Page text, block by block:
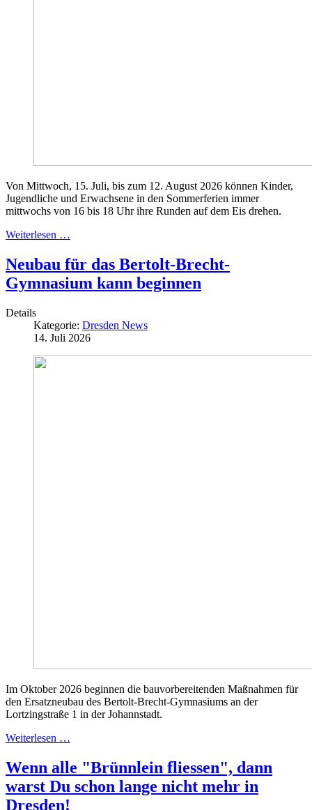
Von Mittwoch, 15. Juli, bis zum 12. August 2026 können Kinder,
Jugendliche und Erwachsene in den Sommerferien immer
mittwochs von 16 bis 18 Uhr ihre Runden auf dem Eis drehen.
Weiterlesen …
Neubau für das Bertolt-Brecht-
Gymnasium kann beginnen
Details
Kategorie: Dresden News
14. Juli 2026
Im Oktober 2026 beginnen die bauvorbereitenden Maßnahmen für
den Ersatzneubau des Bertolt-Brecht-Gymnasiums an der
Lortzingstraße 1 in der Johannstadt.
Weiterlesen …
Wenn alle "Brünnlein fliessen", dann
warst Du schon lange nicht mehr in
Dresden!